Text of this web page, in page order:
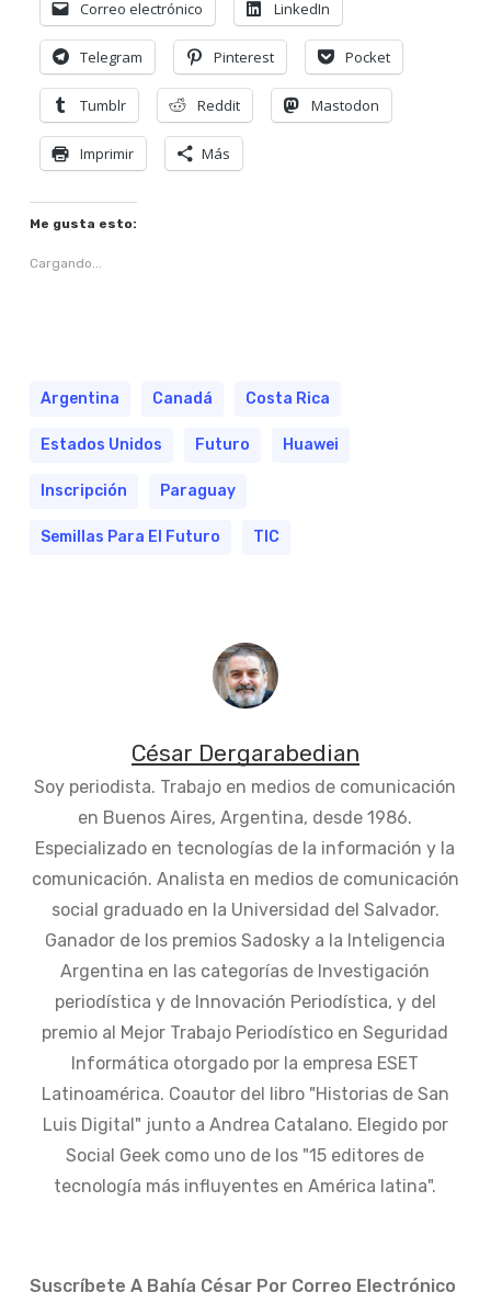
Correo electrónico LinkedIn
Telegram Pinterest Pocket
Tumblr Reddit Mastodon
Imprimir Más
Me gusta esto:
Cargando...
Argentina Canadá Costa Rica
Estados Unidos Futuro Huawei
Inscripción Paraguay
Semillas Para El Futuro TIC
César Dergarabedian
Soy periodista. Trabajo en medios de comunicación
en Buenos Aires, Argentina, desde 1986.
Especializado en tecnologías de la información y la
comunicación. Analista en medios de comunicación
social graduado en la Universidad del Salvador.
Ganador de los premios Sadosky a la Inteligencia
Argentina en las categorías de Investigación
periodística y de Innovación Periodística, y del
premio al Mejor Trabajo Periodístico en Seguridad
Informática otorgado por la empresa ESET
Latinoamérica. Coautor del libro "Historias de San
Luis Digital" junto a Andrea Catalano. Elegido por
Social Geek como uno de los "15 editores de
tecnología más influyentes en América latina".
Suscríbete A Bahía César Por Correo Electrónico